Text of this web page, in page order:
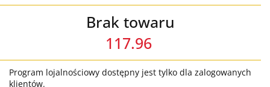
Brak towaru
117.96
Program lojalnościowy dostępny jest tylko dla zalogowanych
klientów.